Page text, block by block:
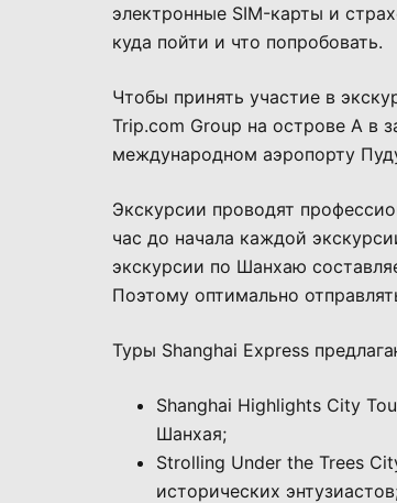
электронные SIM-карты и
куда пойти и что попробовать.
Чтобы принять участие в
Trip.com Group на острове А в
международном аэропорту
Экскурсии проводят
час до начала каждой
экскурсии по Шанхаю
Поэтому оптимально
Туры Shanghai Express
Shanghai Highlights City
Шанхая;
Strolling Under the Trees
исторических